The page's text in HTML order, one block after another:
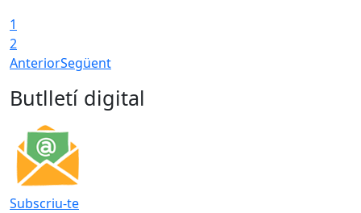
1
2
AnteriorSegüent
Butlletí digital
Subscriu-te